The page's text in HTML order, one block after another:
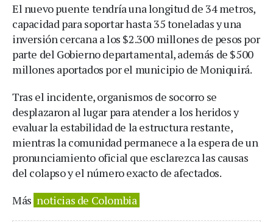
El nuevo puente tendría una longitud de 34 metros,
capacidad para soportar hasta 35 toneladas y una
inversión cercana a los $2.300 millones de pesos por
parte del Gobierno departamental, además de $500
millones aportados por el municipio de Moniquirá.
Tras el incidente, organismos de socorro se
desplazaron al lugar para atender a los heridos y
evaluar la estabilidad de la estructura restante,
mientras la comunidad permanece a la espera de un
pronunciamiento oficial que esclarezca las causas
del colapso y el número exacto de afectados.
Más noticias de Colombia